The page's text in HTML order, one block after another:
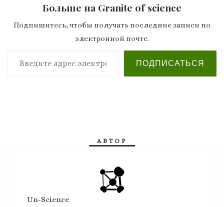
Больше на Granite of science
Подпишитесь, чтобы получать последние записи по
электронной почте.
Введите адрес электронной почты…
ПОДПИСАТЬСЯ
АВТОР
Un-Science